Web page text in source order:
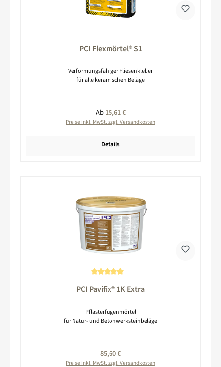
PCI Flexmörtel® S1
Verformungsfähiger Fliesenkleber
für alle keramischen Beläge
Regulärer Preis:
Ab15,61 €
Preise inkl. MwSt. zzgl. Versandkosten
Details
PCI Pavifix® 1K Extra
Pflasterfugenmörtel
für Natur- und Betonwerksteinbeläge
Regulärer Preis:
85,60 €
Preise inkl. MwSt. zzgl. Versandkosten